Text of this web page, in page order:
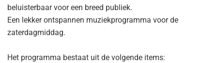
beluisterbaar voor een breed publiek.
Een lekker ontspannen muziekprogramma voor de
zaterdagmiddag.
Het programma bestaat uit de volgende items: